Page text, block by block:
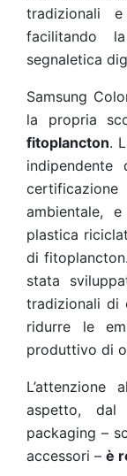
tradizionali
facilitando
segnaletica
Samsung
la propria
fitoplancton.
ambientale,
plastica
di
stata
tradizionali di
ridurre le
produttivo di
L’attenzione
aspetto, dal
packaging –
accessori – è